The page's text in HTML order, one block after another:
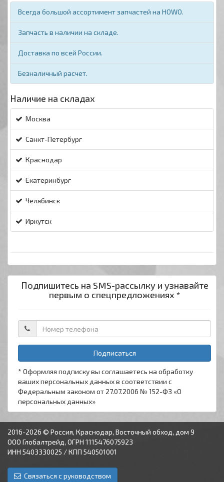
Всегда большой ассортимент запчастей на HOWO.
Запчасть в наличии на складе.
Доставка по всей России.
Безналичный расчет.
Наличие на складах
Москва
Санкт-Петербург
Краснодар
Екатеринбург
Челябинск
Иркутск
Подпишитесь на SMS-рассылку и узнавайте
первым о спецпредложениях *
Подписаться
* Оформляя подписку вы соглашаетесь на обработку
ваших персональных данных в соответствии с
Федеральным законом от 27.07.2006 № 152-ФЗ «О
персональных данных»
2016-2026 © Россия, Краснодар, Восточный обход, дом 9
ООО Глобалтрейд, ОГРН 1115476075923
ИНН 5403330025 / КПП 540501001
Связаться с руководством